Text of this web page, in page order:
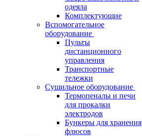
одеяла
Комплектующие
Вспомогательное
оборудование
Пульты
дистанционного
управления
Транспортные
тележки
Сушильное оборудование
Термопеналы и печи
для прокалки
электродов
Бункеры для хранения
флюсов